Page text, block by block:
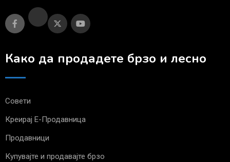
Како да продадете брзо и лесно
Совети
Креирај Е-Продавница
Продавници
Купувајте и продавајте брзо